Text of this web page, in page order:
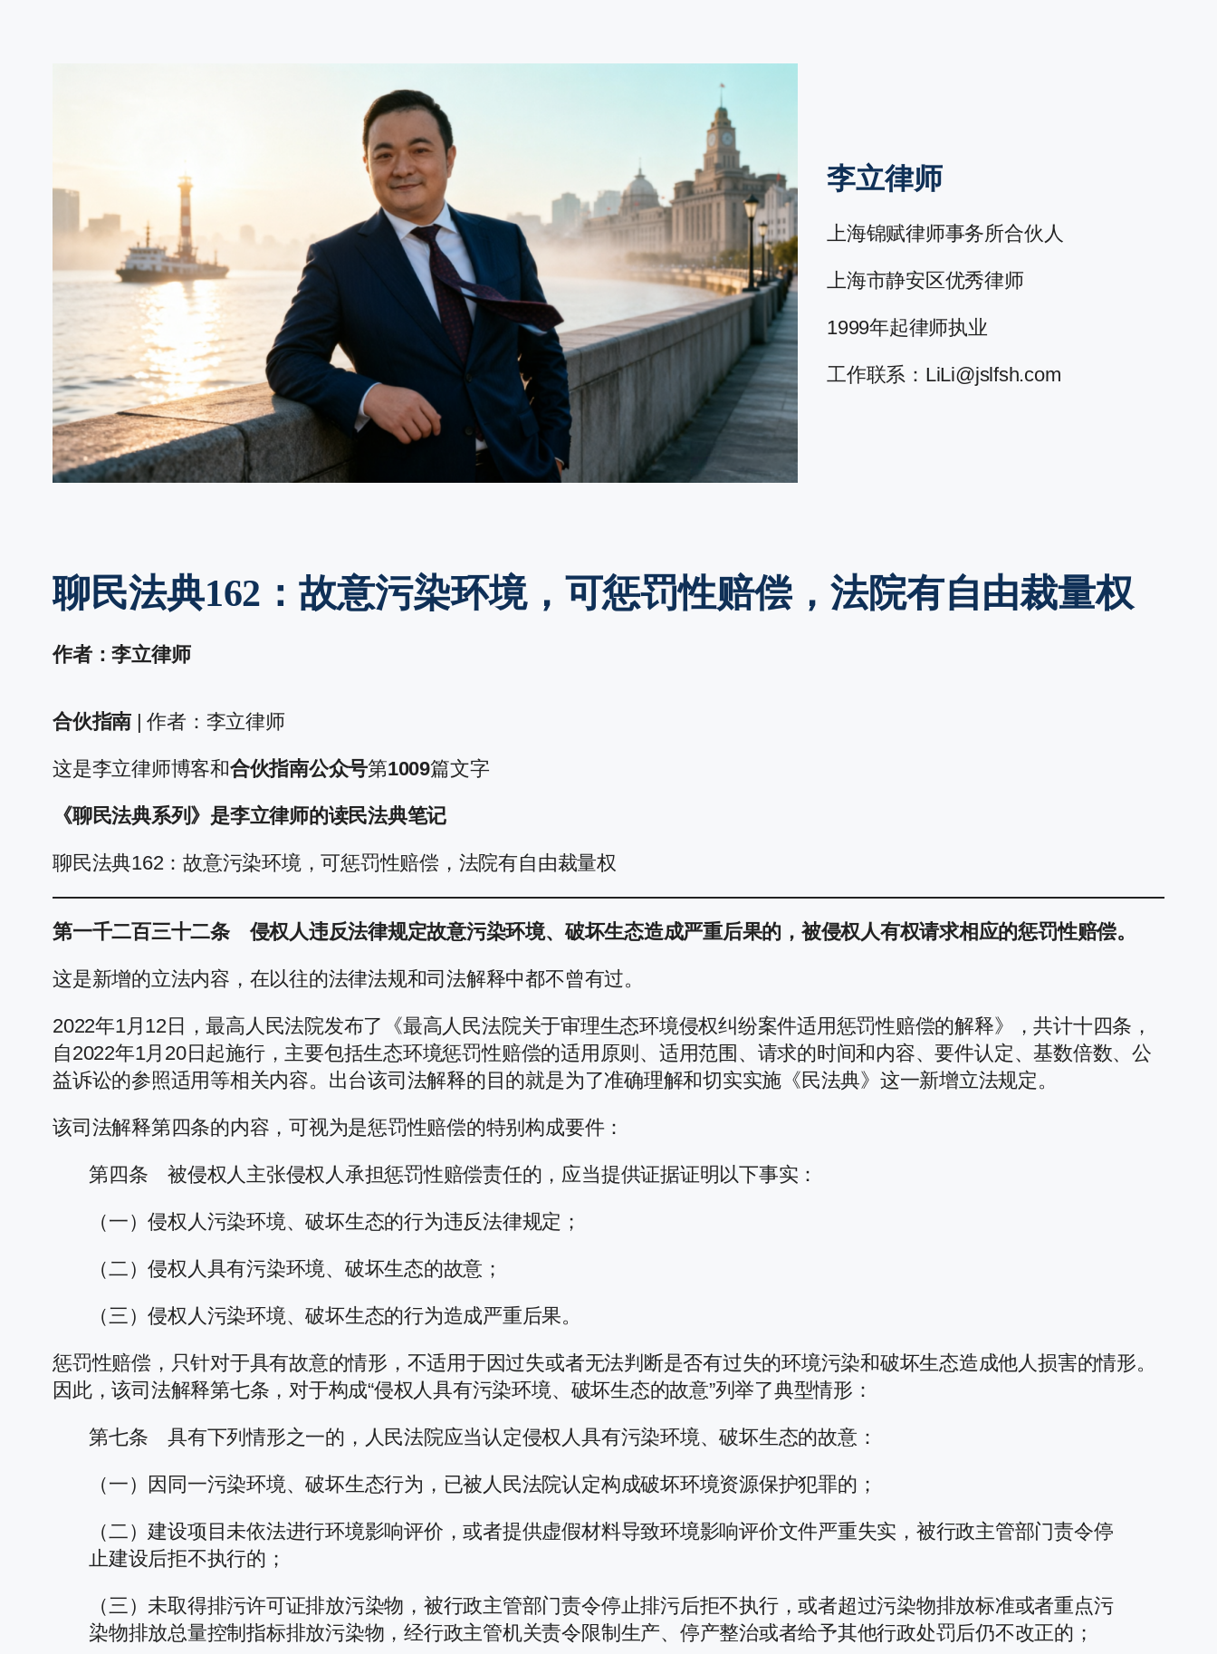
李立律师
上海锦赋律师事务所合伙人
上海市静安区优秀律师
1999年起律师执业
工作联系：LiLi@jslfsh.com
聊民法典162：故意污染环境，可惩罚性赔偿，法院有自由裁量权
作者：李立律师
合伙指南 | 作者：李立律师
这是李立律师博客和合伙指南公众号第1009篇文字
《聊民法典系列》是李立律师的读民法典笔记
聊民法典162：故意污染环境，可惩罚性赔偿，法院有自由裁量权
第一千二百三十二条 侵权人违反法律规定故意污染环境、破坏生态造成严重后果的，被侵权人有权请求相应的惩罚性赔偿。
这是新增的立法内容，在以往的法律法规和司法解释中都不曾有过。
2022年1月12日，最高人民法院发布了《最高人民法院关于审理生态环境侵权纠纷案件适用惩罚性赔偿的解释》，共计十四条，
自2022年1月20日起施行，主要包括生态环境惩罚性赔偿的适用原则、适用范围、请求的时间和内容、要件认定、基数倍数、公
益诉讼的参照适用等相关内容。出台该司法解释的目的就是为了准确理解和切实实施《民法典》这一新增立法规定。
该司法解释第四条的内容，可视为是惩罚性赔偿的特别构成要件：
第四条 被侵权人主张侵权人承担惩罚性赔偿责任的，应当提供证据证明以下事实：
（一）侵权人污染环境、破坏生态的行为违反法律规定；
（二）侵权人具有污染环境、破坏生态的故意；
（三）侵权人污染环境、破坏生态的行为造成严重后果。
惩罚性赔偿，只针对于具有故意的情形，不适用于因过失或者无法判断是否有过失的环境污染和破坏生态造成他人损害的情形。
因此，该司法解释第七条，对于构成“侵权人具有污染环境、破坏生态的故意”列举了典型情形：
第七条 具有下列情形之一的，人民法院应当认定侵权人具有污染环境、破坏生态的故意：
（一）因同一污染环境、破坏生态行为，已被人民法院认定构成破坏环境资源保护犯罪的；
（二）建设项目未依法进行环境影响评价，或者提供虚假材料导致环境影响评价文件严重失实，被行政主管部门责令停
止建设后拒不执行的；
（三）未取得排污许可证排放污染物，被行政主管部门责令停止排污后拒不执行，或者超过污染物排放标准或者重点污
染物排放总量控制指标排放污染物，经行政主管机关责令限制生产、停产整治或者给予其他行政处罚后仍不改正的；